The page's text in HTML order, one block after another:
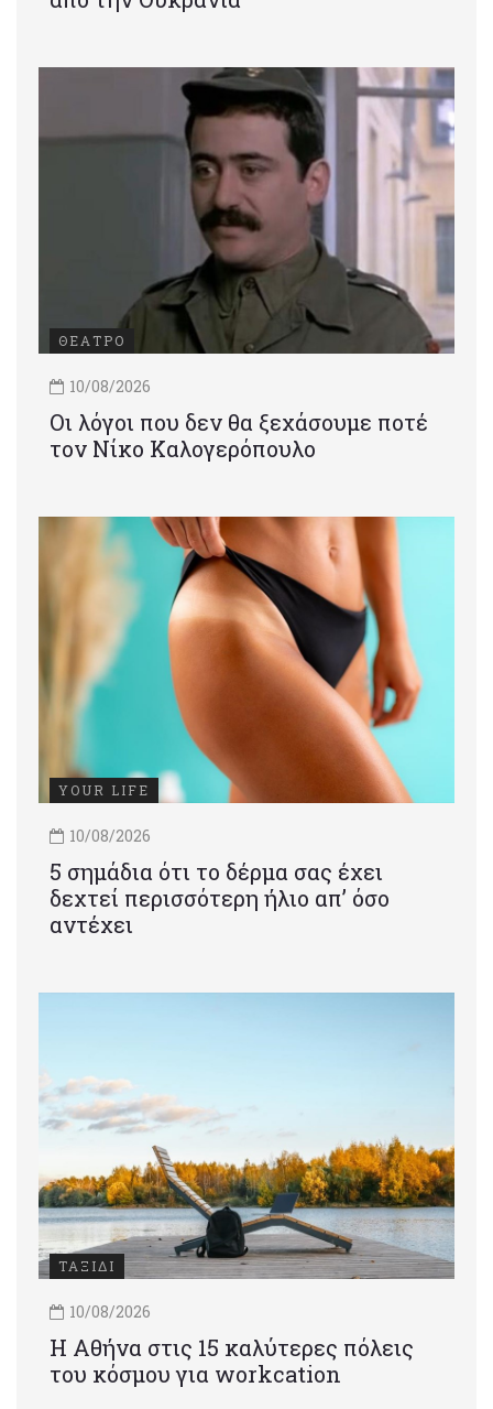
ΘΕΑΤΡΟ
10/08/2026
Οι λόγοι που δεν θα ξεχάσουμε ποτέ
τον Νίκο Καλογερόπουλο
YOUR LIFE
10/08/2026
5 σημάδια ότι το δέρμα σας έχει
δεχτεί περισσότερη ήλιο απ’ όσο
αντέχει
ΤΑΞΙΔΙ
10/08/2026
Η Αθήνα στις 15 καλύτερες πόλεις
του κόσμου για workcation